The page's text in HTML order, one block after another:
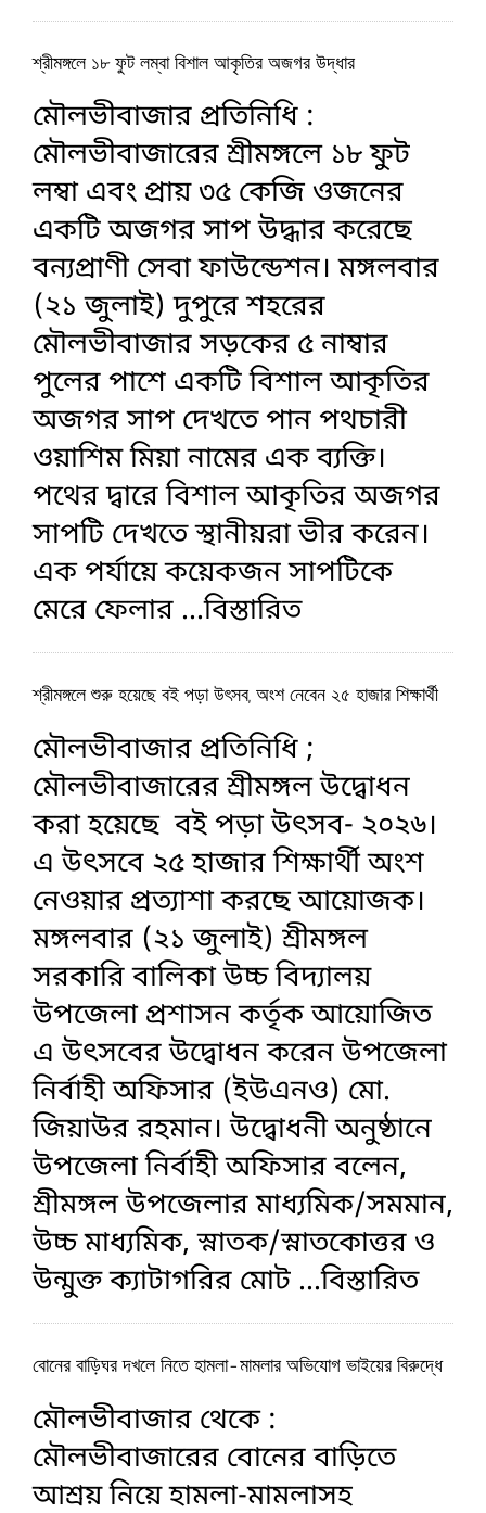
শ্রীমঙ্গলে ১৮ ফুট লম্বা বিশাল আকৃতির অজগর উদ্ধার
মৌলভীবাজার প্রতিনিধি :
মৌলভীবাজারের শ্রীমঙ্গলে ১৮ ফুট
লম্বা এবং প্রায় ৩৫ কেজি ওজনের
একটি অজগর সাপ উদ্ধার করেছে
বন্যপ্রাণী সেবা ফাউন্ডেশন। মঙ্গলবার
(২১ জুলাই) দুপুরে শহরের
মৌলভীবাজার সড়কের ৫ নাম্বার
পুলের পাশে একটি বিশাল আকৃতির
অজগর সাপ দেখতে পান পথচারী
ওয়াশিম মিয়া নামের এক ব্যক্তি।
পথের দ্বারে বিশাল আকৃতির অজগর
সাপটি দেখতে স্থানীয়রা ভীর করেন।
এক পর্যায়ে কয়েকজন সাপটিকে
মেরে ফেলার ...বিস্তারিত
শ্রীমঙ্গলে শুরু হয়েছে বই পড়া উৎসব, অংশ নেবেন ২৫ হাজার শিক্ষার্থী
মৌলভীবাজার প্রতিনিধি ;
মৌলভীবাজারের শ্রীমঙ্গল উদ্বোধন
করা হয়েছে বই পড়া উৎসব- ২০২৬।
এ উৎসবে ২৫ হাজার শিক্ষার্থী অংশ
নেওয়ার প্রত্যাশা করছে আয়োজক।
মঙ্গলবার (২১ জুলাই) শ্রীমঙ্গল
সরকারি বালিকা উচ্চ বিদ্যালয়
উপজেলা প্রশাসন কর্তৃক আয়োজিত
এ উৎসবের উদ্বোধন করেন উপজেলা
নির্বাহী অফিসার (ইউএনও) মো.
জিয়াউর রহমান। উদ্বোধনী অনুষ্ঠানে
উপজেলা নির্বাহী অফিসার বলেন,
শ্রীমঙ্গল উপজেলার মাধ্যমিক/সমমান,
উচ্চ মাধ্যমিক, স্নাতক/স্নাতকোত্তর ও
উন্মুক্ত ক্যাটাগরির মোট ...বিস্তারিত
বোনের বাড়িঘর দখলে নিতে হামলা-মামলার অভিযোগ ভাইয়ের বিরুদ্ধে
মৌলভীবাজার থেকে :
মৌলভীবাজারের বোনের বাড়িতে
আশ্রয় নিয়ে হামলা-মামলাসহ